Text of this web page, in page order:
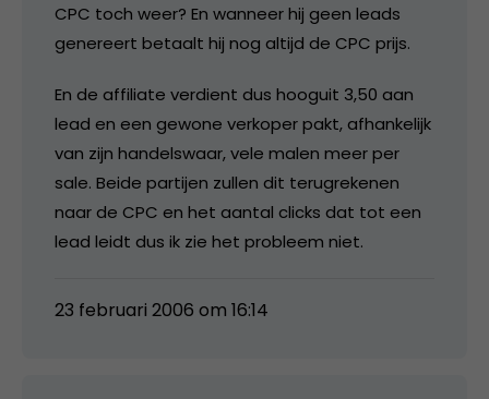
CPC toch weer? En wanneer hij geen leads
genereert betaalt hij nog altijd de CPC prijs.
En de affiliate verdient dus hooguit 3,50 aan
lead en een gewone verkoper pakt, afhankelijk
van zijn handelswaar, vele malen meer per
sale. Beide partijen zullen dit terugrekenen
naar de CPC en het aantal clicks dat tot een
lead leidt dus ik zie het probleem niet.
23 februari 2006 om 16:14